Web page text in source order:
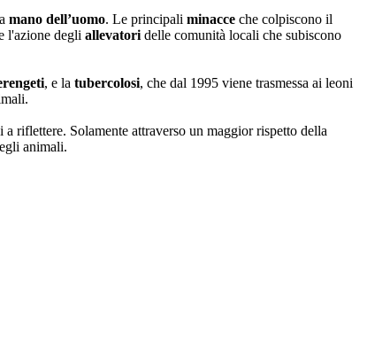
mano dell’uomo. Le principali minacce che colpiscono il
l'azione degli allevatori delle comunità locali che subiscono
, e la tubercolosi, che dal 1995 viene trasmessa ai leoni
riflettere. Solamente attraverso un maggior rispetto della
animali.